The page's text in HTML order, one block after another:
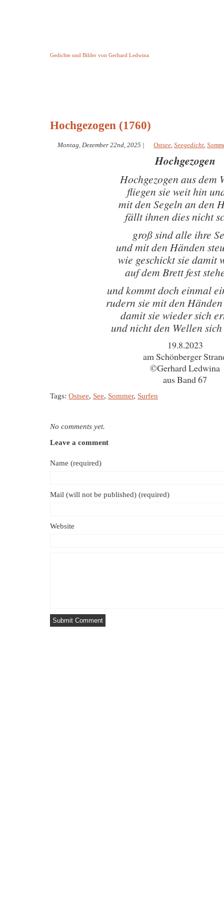
Gedichte und Bilder von Gerhard Ledwina
Hochgezogen (1760)
Montag, Dezember 22nd, 2025 | Ostsee, Seegedicht,
Hochgezogen
Hochgezogen aus dem
fliegen sie weit hin
mit den Segeln an den
fällt ihnen dies nicht
groß sind alle ihre
und mit den Händen
wie geschickt sie damit
auf dem Brett fest
und kommt doch einmal
rudern sie mit den
damit sie wieder sich
und nicht den Wellen
19.8.2023
am Schönberger
©Gerhard Ledwina
aus Band 67
Tags: Ostsee, See, Sommer, Surfen
No comments yet.
Leave a comment
Name (required)
Mail (will not be published) (required)
Website